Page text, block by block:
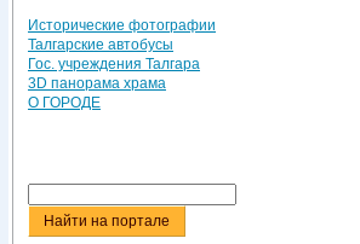
Исторические фотографии
Талгарские автобусы
Гос. учреждения Талгара
3D панорама храма
О ГОРОДЕ